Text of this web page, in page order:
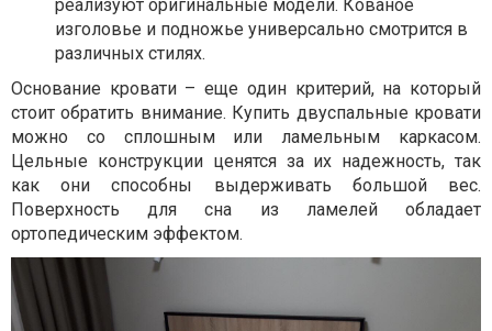
реализуют оригинальные модели. Кованое
изголовье и подножье универсально смотрится в
различных стилях.
Основание кровати – еще один критерий, на который
стоит обратить внимание. Купить двуспальные кровати
можно со сплошным или ламельным каркасом.
Цельные конструкции ценятся за их надежность, так
как они способны выдерживать большой вес.
Поверхность для сна из ламелей обладает
ортопедическим эффектом.